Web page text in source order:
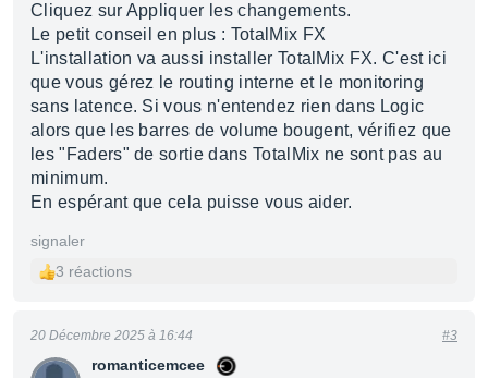
Cliquez sur Appliquer les changements.
Le petit conseil en plus : TotalMix FX
L'installation va aussi installer TotalMix FX. C'est ici
que vous gérez le routing interne et le monitoring
sans latence. Si vous n'entendez rien dans Logic
alors que les barres de volume bougent, vérifiez que
les "Faders" de sortie dans TotalMix ne sont pas au
minimum.
En espérant que cela puisse vous aider.
signaler
3 réactions
romanticemcee
20 Décembre 2025 à 16:44 #3